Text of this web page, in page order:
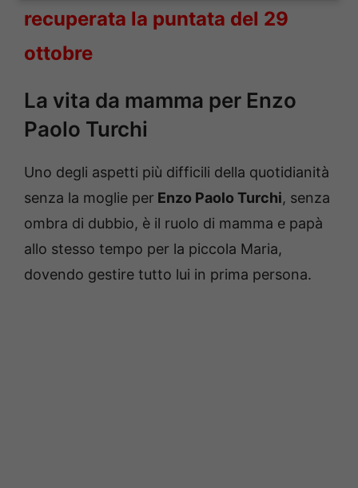
recuperata la puntata del 29
ottobre
La vita da mamma per Enzo
Paolo Turchi
Uno degli aspetti più difficili della quotidianità
senza la moglie per Enzo Paolo Turchi, senza
ombra di dubbio, è il ruolo di mamma e papà
allo stesso tempo per la piccola Maria,
dovendo gestire tutto lui in prima persona.